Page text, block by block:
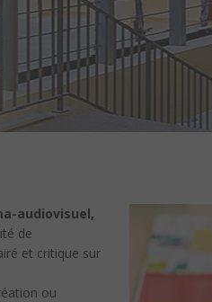
audiovisuel,
de
et critique sur
ou